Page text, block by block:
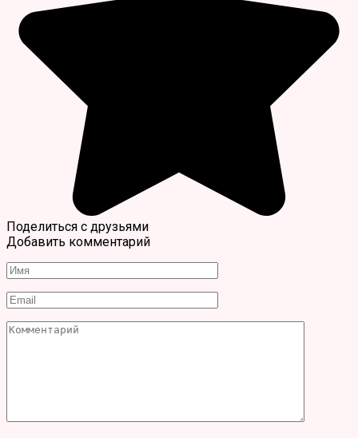
Поделиться с друзьями
Добавить комментарий
Имя
*
Email
*
Комментарий